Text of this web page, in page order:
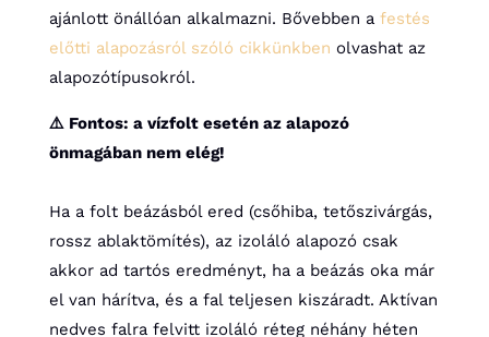
ajánlott önállóan alkalmazni. Bővebben a festés
előtti alapozásról szóló cikkünkben olvashat az
alapozótípusokról.
⚠️ Fontos: a vízfolt esetén az alapozó
önmagában nem elég!
Ha a folt beázásból ered (csőhiba, tetőszivárgás,
rossz ablaktömítés), az izoláló alapozó csak
akkor ad tartós eredményt, ha a beázás oka már
el van hárítva, és a fal teljesen kiszáradt. Aktívan
nedves falra felvitt izoláló réteg néhány héten